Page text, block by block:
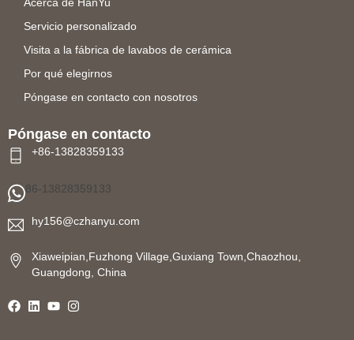
Acerca de HanYu
Servicio personalizado
Visita a la fábrica de lavabos de cerámica
Por qué elegirnos
Póngase en contacto con nosotros
Póngase en contacto
+86-13828359133
86-13828359133
hy156@czhanyu.com
Xiaweipian,Fuzhong Village,Guxiang Town,Chaozhou,
Guangdong, China